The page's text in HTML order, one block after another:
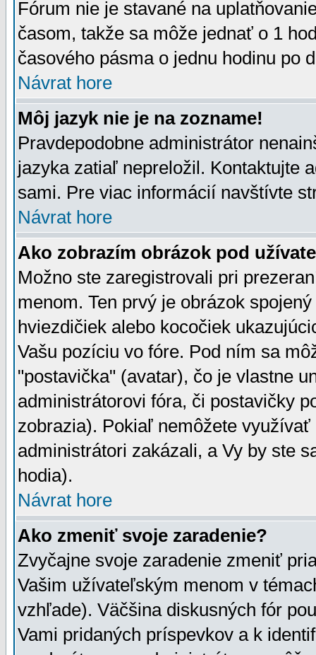
Fórum nie je stavané na
časom, takže sa môže jednať o 1
časového pásma o jednu hodinu po
Návrat hore
Môj jazyk nie je na zozname!
Pravdepodobne administrátor
jazyka zatiaľ nepreložil. Kontaktujte
sami. Pre viac informácií navštívte
Návrat hore
Ako zobrazím obrázok pod
Možno ste zaregistrovali pri
menom. Ten prvý je obrázok
hviezdičiek alebo kocočiek
Vašu pozíciu vo fóre. Pod ním sa
"postavička" (avatar), čo je vlastne
administrátorovi fóra, či postavičky
zobrazia). Pokiaľ nemôžete
administrátori zakázali, a Vy by ste
hodia).
Návrat hore
Ako zmeniť svoje zaradenie?
Zvyčajne svoje zaradenie zmeniť
Vašim užívateľským menom v
vzhľade). Väčšina diskusných fór
Vami pridaných príspevkov a k